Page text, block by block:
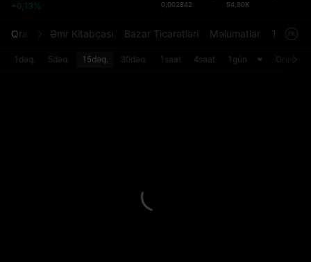
HEI
CYS
+0,13%
0,002842
54,80K
Qrafik Əmr Kitabçası Bazar Ticarətləri Məlumatlar
1dəq. 5dəq. 15dəq. 30dəq. 1saat 4saat 1gün Orijinal